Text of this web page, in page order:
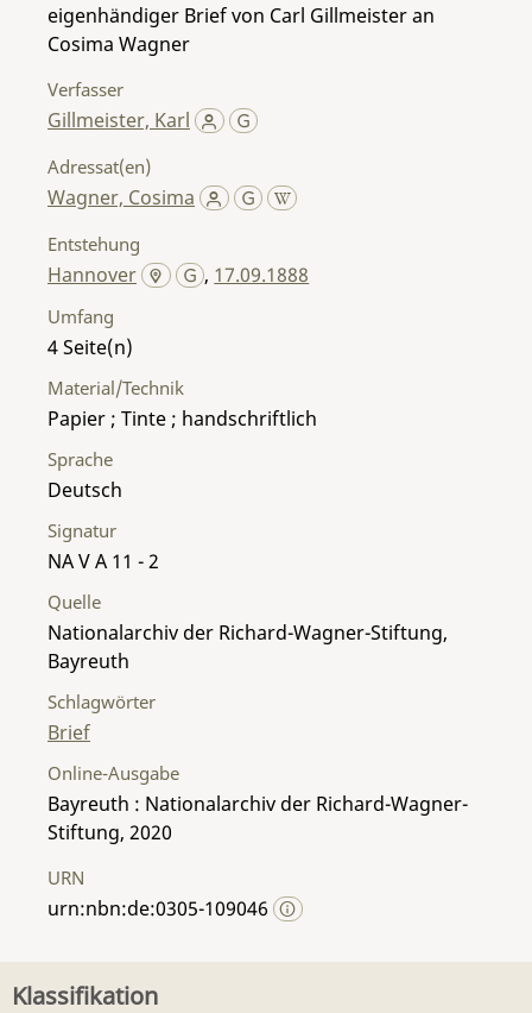
eigenhändiger Brief von Carl Gillmeister an
Cosima Wagner
Verfasser
Gillmeister, Karl
Adressat(en)
Wagner, Cosima
Entstehung
Hannover , 17.09.1888
Umfang
4
Material/Technik
Papier ; Tinte ; handschriftlich
Sprache
Deutsch
Signatur
NA V A 11 - 2
Quelle
Nationalarchiv der Richard-Wagner-Stiftung,
Bayreuth
Schlagwörter
Brief
Online-Ausgabe
Bayreuth : Nationalarchiv der Richard-Wagner-
Stiftung, 2020
URN
urn:nbn:de:0305-109046
Klassifikation